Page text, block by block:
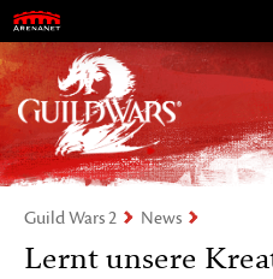
„Visions
Guild
Guild Wars 2 News
Lernt unsere